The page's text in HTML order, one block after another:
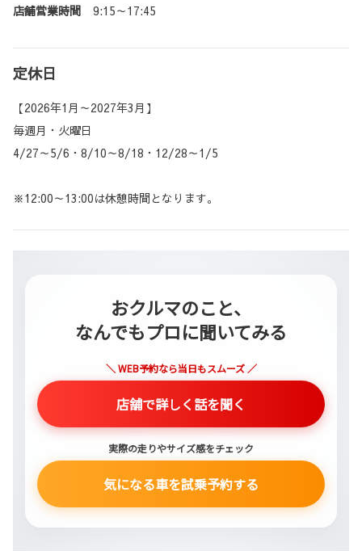
店舗営業時間 9:15～17:45
定休日
【2026年1月～2027年3月】
毎週月・火曜日
4/27～5/6・8/10～8/18・12/28～1/5
※12:00～13:00は休憩時間となります。
おクルマのこと、
なんでもプロに聞いてみる
＼ WEB予約なら当日もスムーズ ／
店舗で詳しく話を聞く
実際の走りやサイズ感をチェック
気になる車を試乗予約する